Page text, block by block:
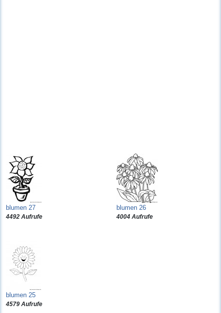
blumen 27
4492 Aufrufe
blumen 26
4004 Aufrufe
blumen 25
4579 Aufrufe